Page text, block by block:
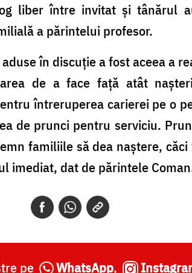
liber între invitat și tânărul
a părintelui profesor.
în discuție a fost aceea a
de a face față atât
întreruperea carierei pe o
de prunci pentru serviciu.
familiile să dea naștere,
imediat, dat de părintele
pe WhatsApp,